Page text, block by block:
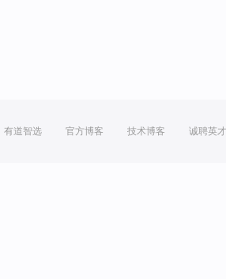
有道智选 官方博客 技术博客 诚聘英才